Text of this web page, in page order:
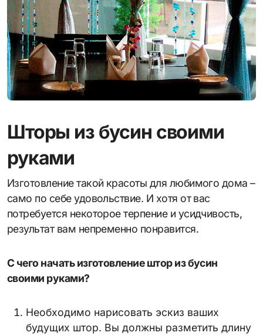
Шторы из бусин своими
руками
Изготовление такой красоты для любимого дома –
само по себе удовольствие. И хотя от вас
потребуется некоторое терпение и усидчивость,
результат вам непременно понравится.
С чего начать изготовление штор из бусин
своими руками?
Необходимо нарисовать эскиз ваших
будущих штор. Вы должны разметить длину